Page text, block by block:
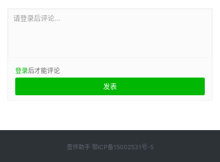
请登录后评论...
登录后才能评论
壹伴助手 鄂ICP备15002531号-5